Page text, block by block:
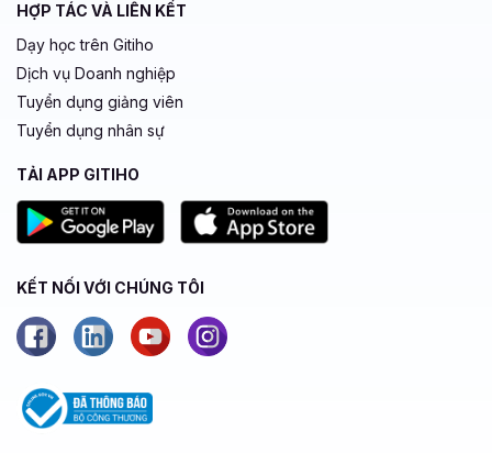
HỢP TÁC VÀ LIÊN KẾT
Dạy học trên Gitiho
Dịch vụ Doanh nghiệp
Tuyển dụng giảng viên
Tuyển dụng nhân sự
TẢI APP GITIHO
KẾT NỐI VỚI CHÚNG TÔI